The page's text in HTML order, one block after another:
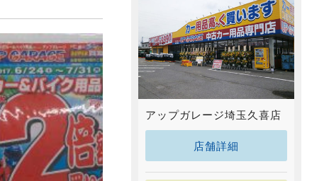
アップガレージ埼玉久喜店
店舗詳細